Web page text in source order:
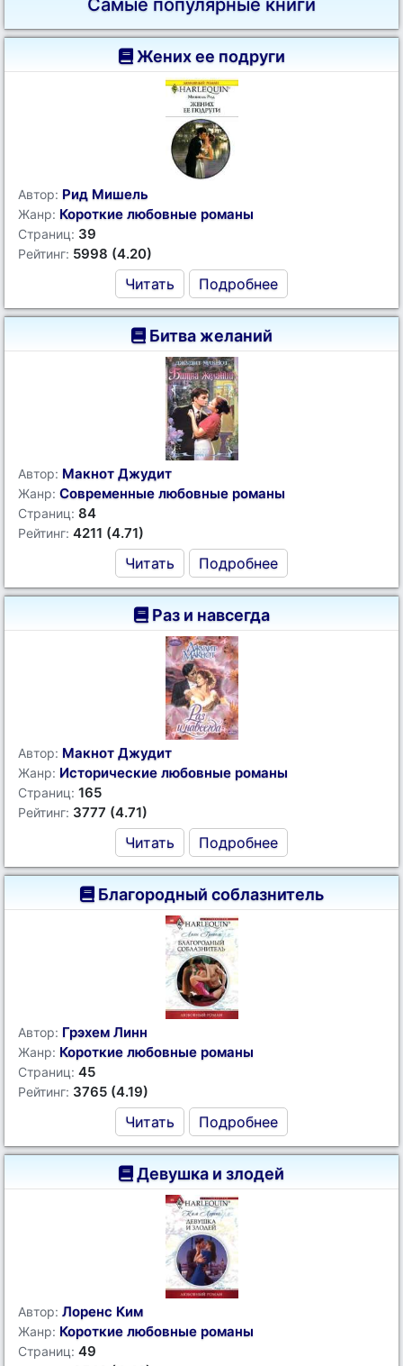
Самые популярные книги
Жених ее подруги
Автор: Рид Мишель
Жанр: Короткие любовные романы
Страниц: 39
Рейтинг: 5998 (4.20)
Читать Подробнее
Битва желаний
Автор: Макнот Джудит
Жанр: Современные любовные романы
Страниц: 84
Рейтинг: 4211 (4.71)
Читать Подробнее
Раз и навсегда
Автор: Макнот Джудит
Жанр: Исторические любовные романы
Страниц: 165
Рейтинг: 3777 (4.71)
Читать Подробнее
Благородный соблазнитель
Автор: Грэхем Линн
Жанр: Короткие любовные романы
Страниц: 45
Рейтинг: 3765 (4.19)
Читать Подробнее
Девушка и злодей
Автор: Лоренс Ким
Жанр: Короткие любовные романы
Страниц: 49